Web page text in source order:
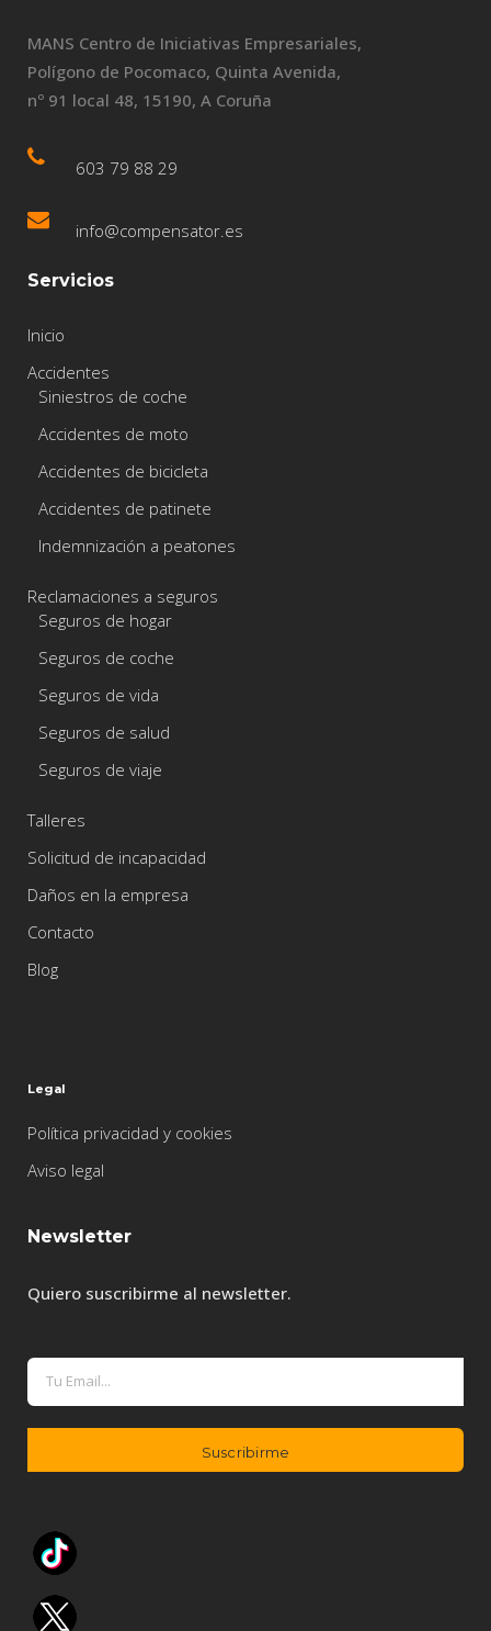
MANS Centro de Iniciativas Empresariales,
Polígono de Pocomaco, Quinta Avenida,
nº 91 local 48, 15190, A Coruña
603 79 88 29
info@compensator.es
Servicios
Inicio
Accidentes
Siniestros de coche
Accidentes de moto
Accidentes de bicicleta
Accidentes de patinete
Indemnización a peatones
Reclamaciones a seguros
Seguros de hogar
Seguros de coche
Seguros de vida
Seguros de salud
Seguros de viaje
Talleres
Solicitud de incapacidad
Daños en la empresa
Contacto
Blog
Legal
Política privacidad y cookies
Aviso legal
Newsletter
Quiero suscribirme al newsletter.
r